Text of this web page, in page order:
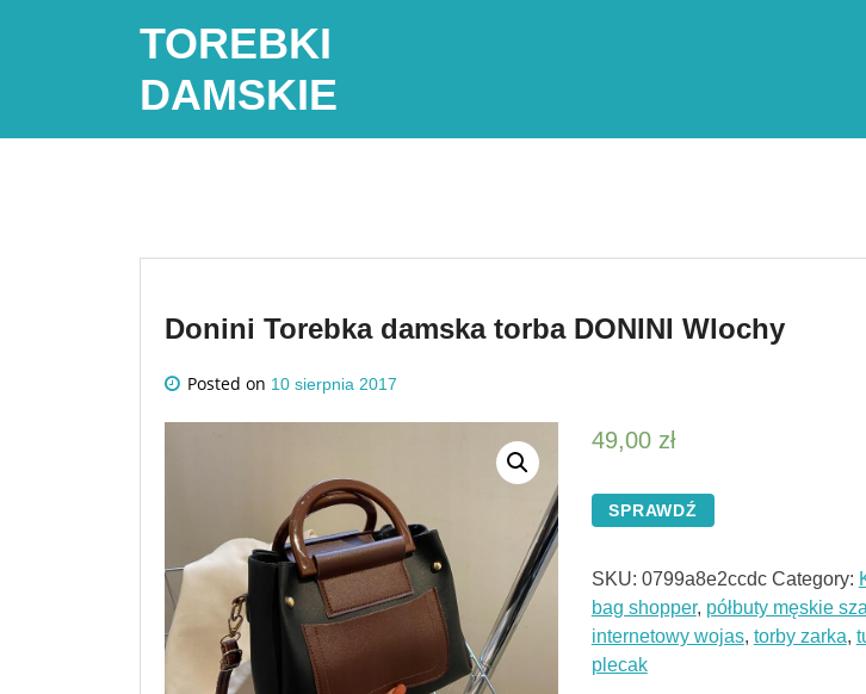
TOREBKI
DAMSKIE
Donini Torebka damska torba DONINI Wlochy
Posted on 10 sierpnia 2017
49,00 zł
SPRAWDŹ
SKU: 0799a8e2ccdc Category:
bag shopper, półbuty męskie
internetowy wojas, torby zarka,
plecak